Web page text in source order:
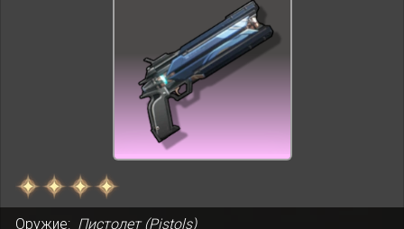
Оружие: Пистолет (Pistols)